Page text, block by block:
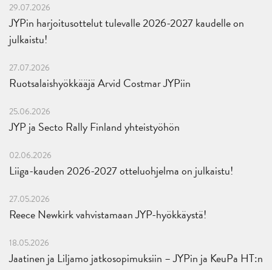
29.07.2026
JYPin harjoitusottelut tulevalle 2026-2027 kaudelle on
julkaistu!
27.07.2026
Ruotsalaishyökkääjä Arvid Costmar JYPiin
25.06.2026
JYP ja Secto Rally Finland yhteistyöhön
02.06.2026
Liiga-kauden 2026-2027 otteluohjelma on julkaistu!
27.05.2026
Reece Newkirk vahvistamaan JYP-hyökkäystä!
18.05.2026
Jaatinen ja Liljamo jatkosopimuksiin – JYPin ja KeuPa HT:n